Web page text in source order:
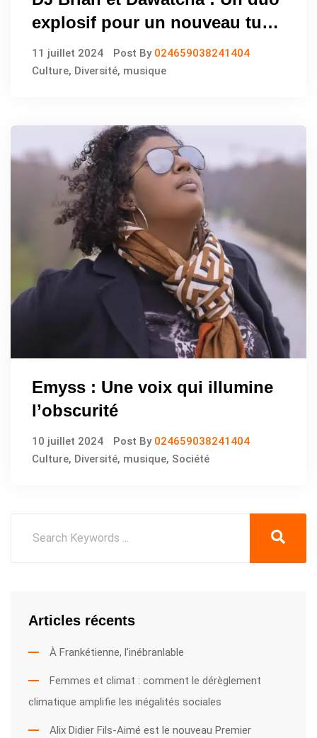
explosif pour un nouveau tube
!
11 juillet 2024 Post By 024659038241404
Culture, Diversité, musique
Emyss : Une voix qui illumine
l’obscurité
10 juillet 2024 Post By 024659038241404
Culture, Diversité, musique, Société
Articles récents
À Frankétienne, l’inébranlable
Femmes et climat : comment le dérèglement
climatique amplifie les inégalités sociales
Alix Didier Fils-Aimé est le nouveau Premier